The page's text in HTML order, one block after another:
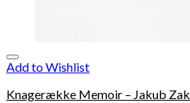
Add to Wishlist
Knagerække Memoir – Jakub Zak